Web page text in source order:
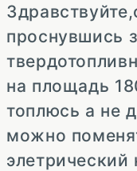
проснувшись
на площадь
топлюсь а не
можно